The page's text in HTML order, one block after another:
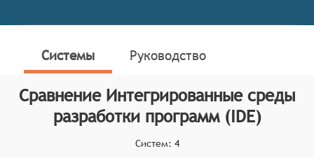
предлагающие инженерам-программистам
набор инструментария для разработки программного
обеспечения в форме законченного программного
продукта.
Классификатор программных продуктов Соваре
для систем. Для того, чтобы быть представленными
Системы Руководство
Сравнение Интегрированные среды
разработки программ (IDE)
Систем: 4